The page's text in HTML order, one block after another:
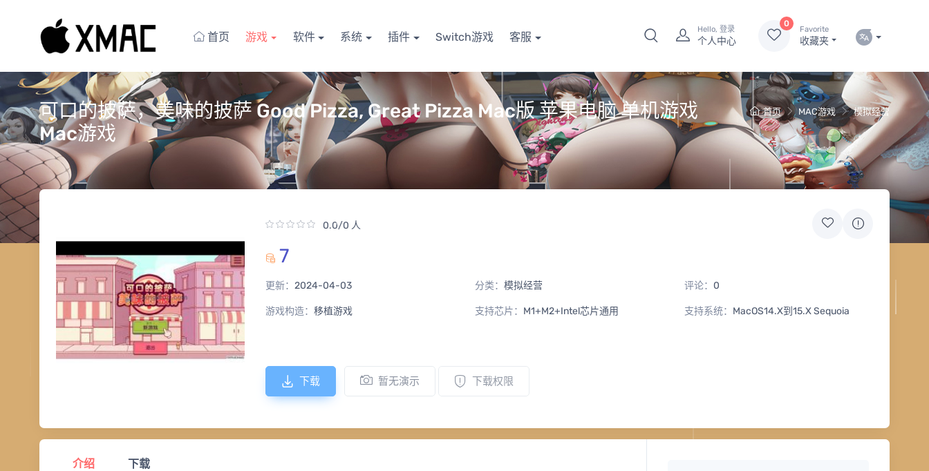
首页 游戏 软件 系统 插件 Switch游戏 客服
Hello, 登录
个人中心
0
Favorite
收藏夹
首页 MAC游戏 模拟经营
可口的披萨，美味的披萨 Good Pizza, Great Pizza Mac版 苹果电脑 单机游戏
Mac游戏
0.0/0 人
7
更新： 2024-04-03 分类： 模拟经营 评论： 0
游戏构造： 移植游戏 支持芯片： M1+M2+Intel芯片通用 支持系统： MacOS14.X到15.X Sequoia
下载 暂无演示 下载权限
介绍 下载